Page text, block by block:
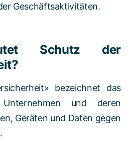
Geschäftsaktivitäten.
Schutz der
bezeichnet das
und deren
Geräten und Daten gegen